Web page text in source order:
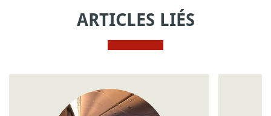
ARTICLES LIÉS